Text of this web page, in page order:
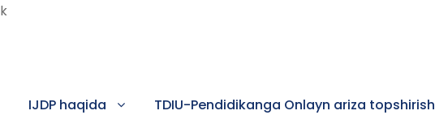
k
IJDP haqida TDIU-Pendidikanga Onlayn ariza topshirish